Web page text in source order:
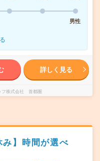
男性
詳しく見る
フ株式会社 首都圏
み】時間が選べ